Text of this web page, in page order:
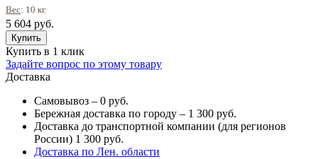
Вес: 10 кг.
5 604 руб.
Купить в 1 клик
Задайте вопрос по этому товару
Доставка
Самовывоз – 0 руб.
Бережная доставка по городу – 1 300 руб.
Доставка до транспортной компании (для регионов
России) 1 300 руб.
Доставка по Лен. области